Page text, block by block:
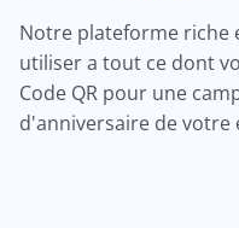
Notre plateforme riche
utiliser a tout ce dont
Code QR pour une
d'anniversaire de votre